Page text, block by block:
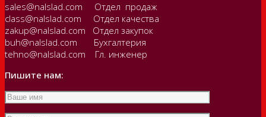
sales@nalslad.com Отдел продаж
class@nalslad.com Отдел качества
zakup@nalslad.com Отдел закупок
buh@nalslad.com Бухгалтерия
tehno@nalslad.com Гл. инженер
Пишите нам: